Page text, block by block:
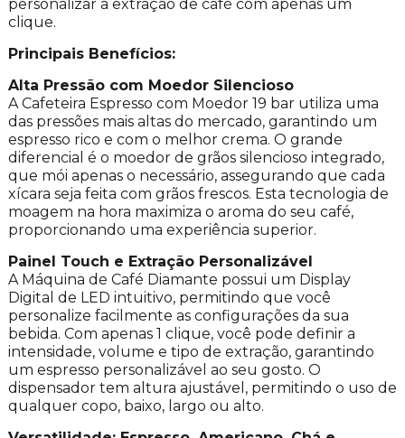
personalizar a extração de café com apenas um
clique.
Principais Benefícios:
Alta Pressão com Moedor Silencioso
A Cafeteira Espresso com Moedor 19 bar utiliza uma
das pressões mais altas do mercado, garantindo um
espresso rico e com o melhor crema. O grande
diferencial é o moedor de grãos silencioso integrado,
que mói apenas o necessário, assegurando que cada
xícara seja feita com grãos frescos. Esta tecnologia de
moagem na hora maximiza o aroma do seu café,
proporcionando uma experiência superior.
Painel Touch e Extração Personalizável
A Máquina de Café Diamante possui um Display
Digital de LED intuitivo, permitindo que você
personalize facilmente as configurações da sua
bebida. Com apenas 1 clique, você pode definir a
intensidade, volume e tipo de extração, garantindo
um espresso personalizável ao seu gosto. O
dispensador tem altura ajustável, permitindo o uso de
qualquer copo, baixo, largo ou alto.